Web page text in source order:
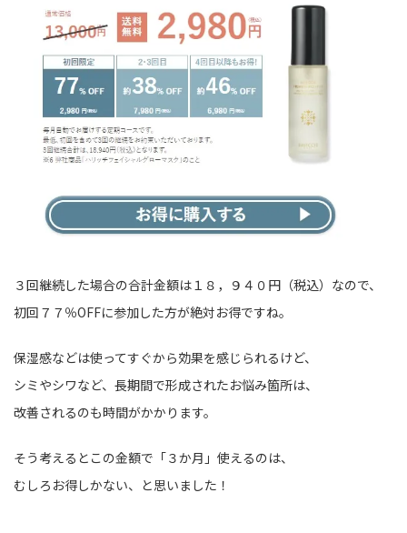
３回継続した場合の合計金額は１８，９４０円（税込）なので、
初回７７％OFFに参加した方が絶対お得ですね。
保湿感などは使ってすぐから効果を感じられるけど、
シミやシワなど、長期間で形成されたお悩み箇所は、
改善されるのも時間がかかります。
そう考えるとこの金額で「３か月」使えるのは、
むしろお得しかない、と思いました！